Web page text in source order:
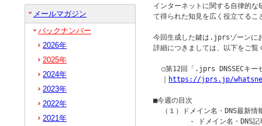
インターネットに関する自律的
て得られた知見を広く役立てるこ
今回生成した鍵は.jprsゾーンに
詳細につきましては、以下をご覧
○第12回「.jprs DNSSECキー
https://jprs.jp/
■今週の目次
（１）ドメイン名・DNS最新情
- ドメイン名・DNS記
メールマガジン
バックナンバー
2026年
2025年
2024年
2023年
2022年
2021年